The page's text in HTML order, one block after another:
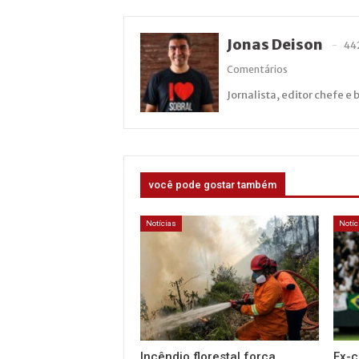
Jonas Deison
Comentários
Jornalista, editor chefe e
você pode gostar também
Notícias